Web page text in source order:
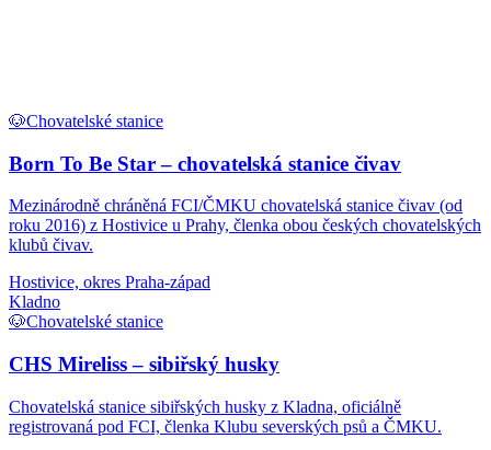
🐶Chovatelské stanice
Born To Be Star – chovatelská stanice čivav
Mezinárodně chráněná FCI/ČMKU chovatelská stanice čivav (od
roku 2016) z Hostivice u Prahy, členka obou českých chovatelských
klubů čivav.
Hostivice, okres Praha-západ
Kladno
🐶Chovatelské stanice
CHS Mireliss – sibiřský husky
Chovatelská stanice sibiřských husky z Kladna, oficiálně
registrovaná pod FCI, členka Klubu severských psů a ČMKU.